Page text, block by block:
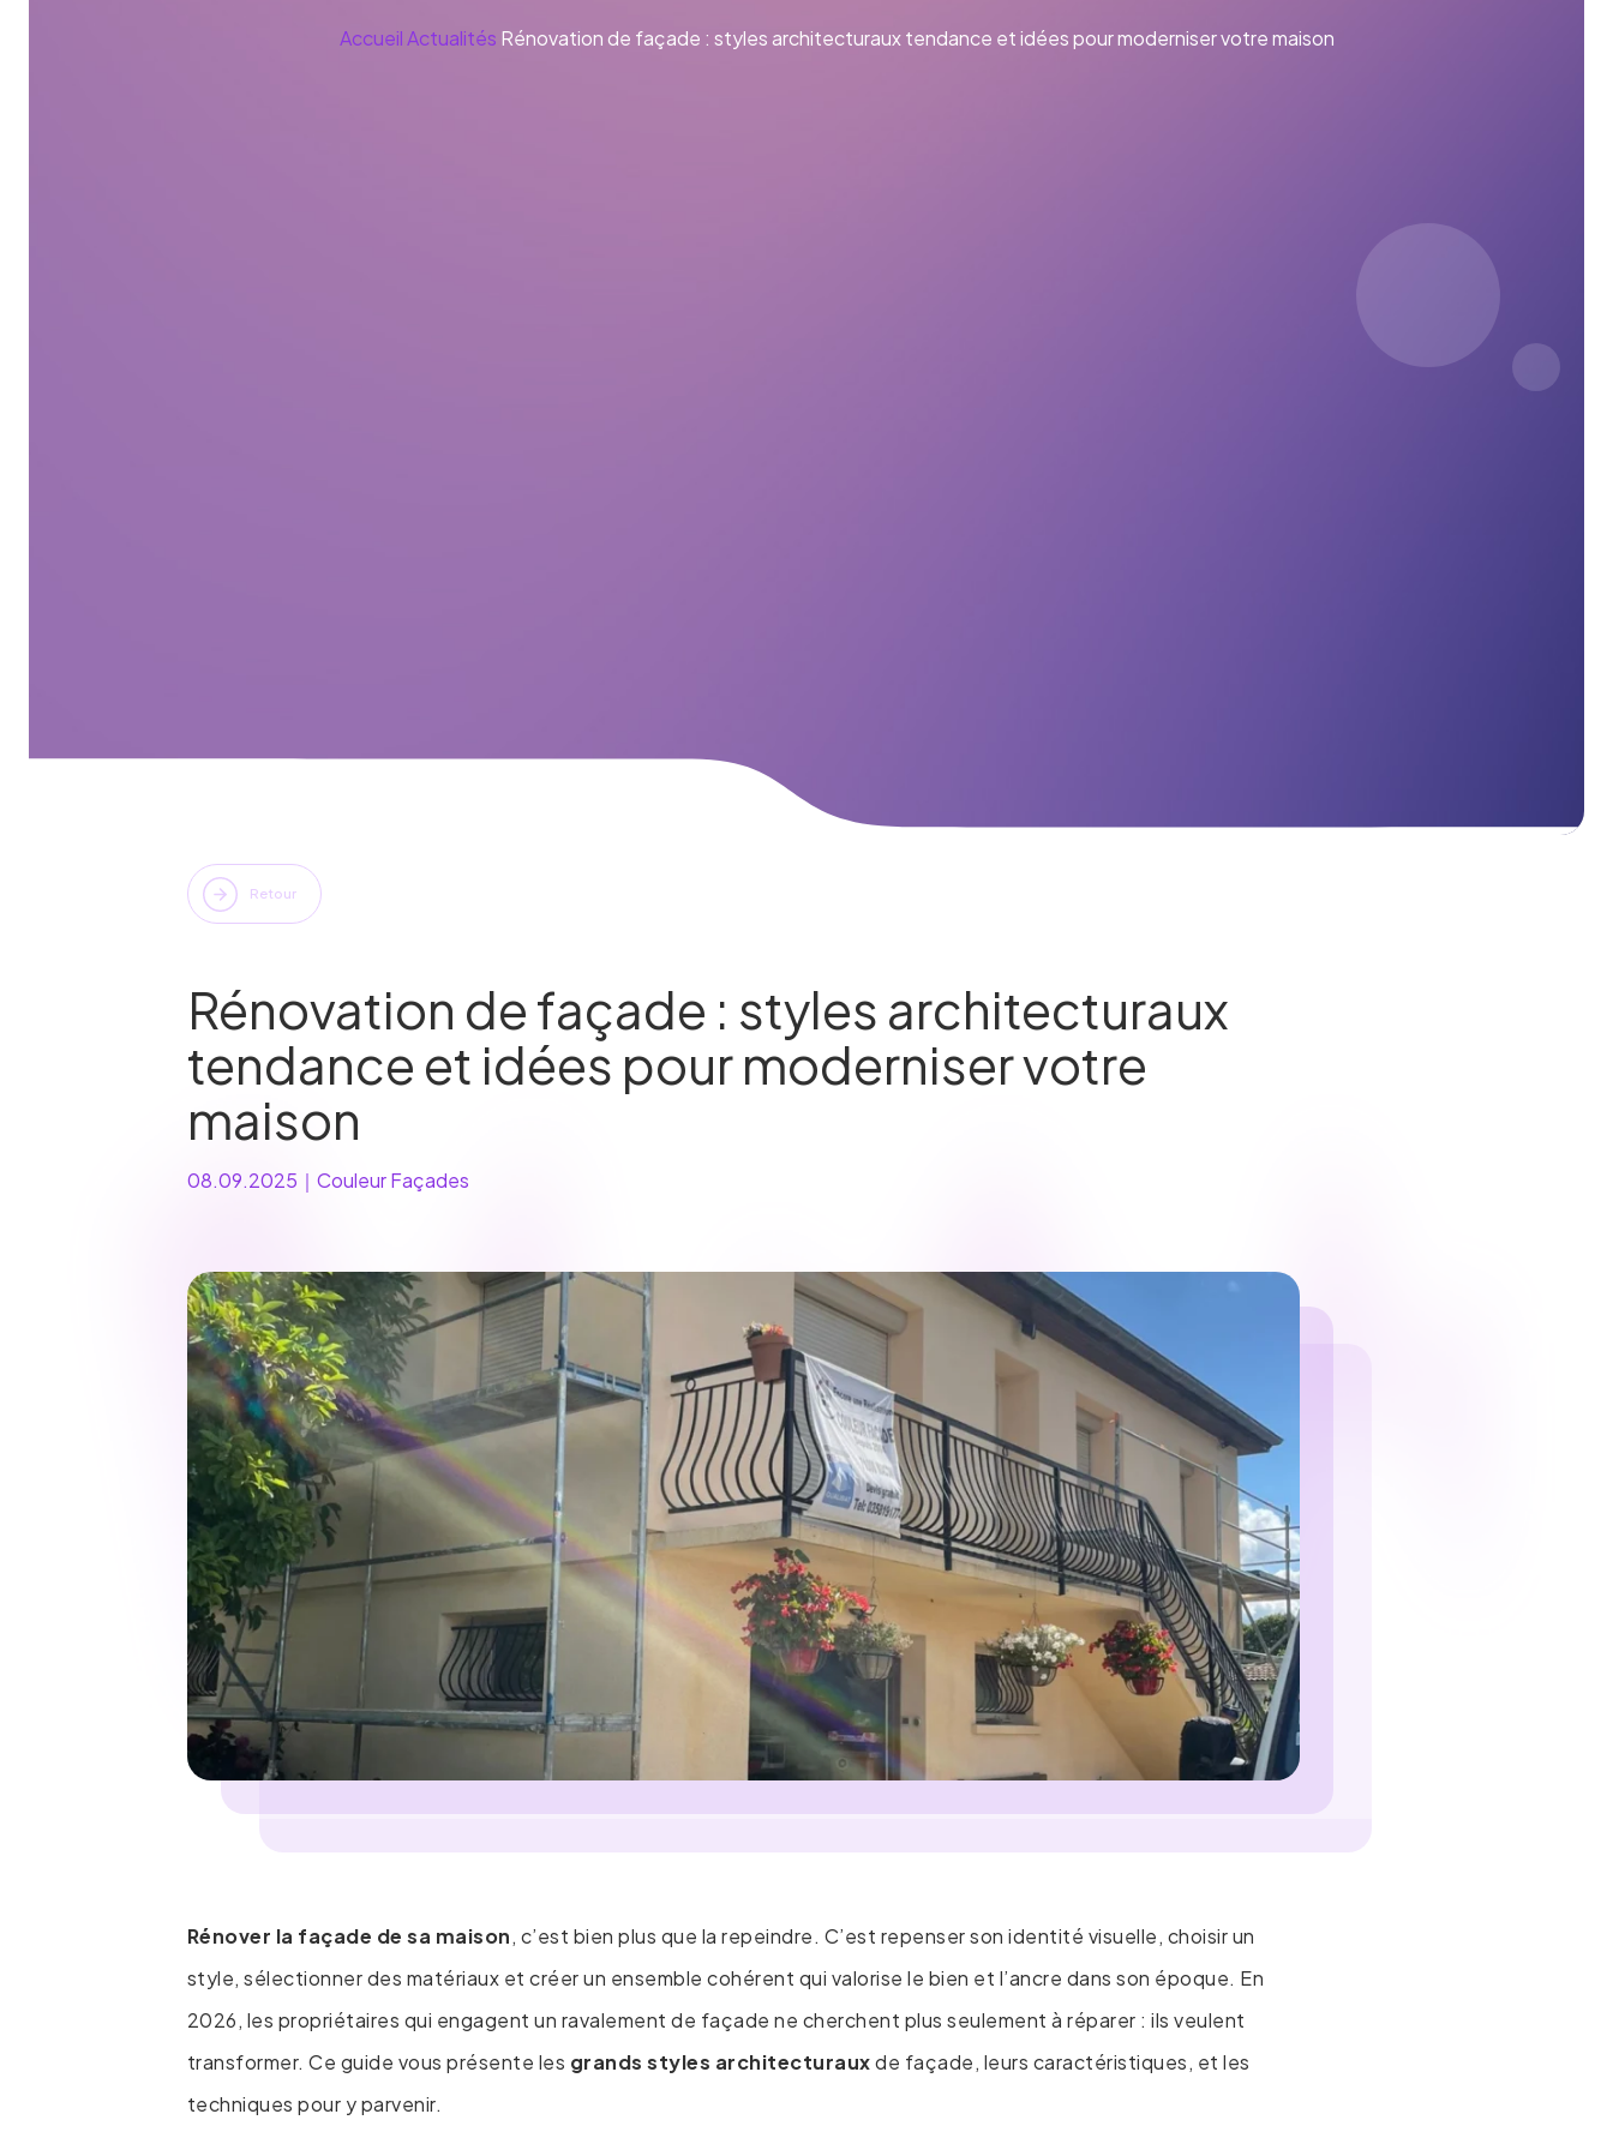
Accueil Actualités Rénovation de façade : styles architecturaux tendance et idées pour moderniser votre maison
Retour
Rénovation de façade : styles architecturaux
tendance et idées pour moderniser votre
maison
08.09.2025 ｜ Couleur Façades
Rénover la façade de sa maison, c’est bien plus que la repeindre. C’est repenser son identité visuelle, choisir un
style, sélectionner des matériaux et créer un ensemble cohérent qui valorise le bien et l’ancre dans son époque. En
2026, les propriétaires qui engagent un ravalement de façade ne cherchent plus seulement à réparer : ils veulent
transformer. Ce guide vous présente les grands styles architecturauxde façade, leurs caractéristiques, et les
techniques pour y parvenir.